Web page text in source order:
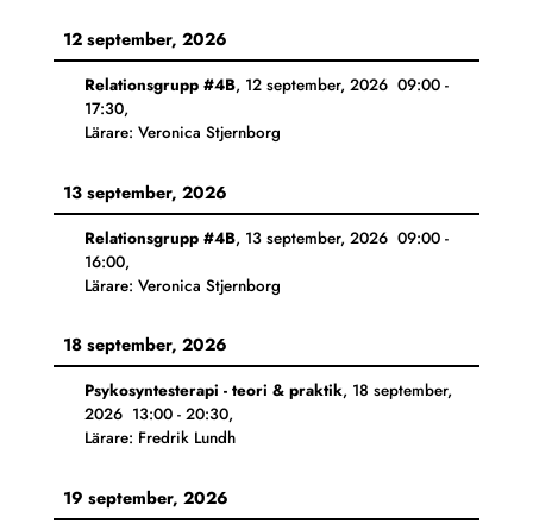
12 september, 2026
Relationsgrupp #4B, 12 september, 2026 09:00-
17:30,
Lärare: Veronica Stjernborg
13 september, 2026
Relationsgrupp #4B, 13 september, 2026 09:00-
16:00,
Lärare: Veronica Stjernborg
18 september, 2026
Psykosyntesterapi - teori & praktik, 18 september,
2026 13:00- 20:30,
Lärare: Fredrik Lundh
19 september, 2026